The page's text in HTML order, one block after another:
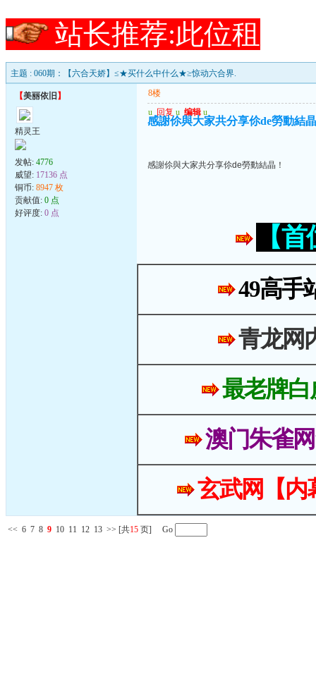
站长推荐:此位租
主题 : 060期：【六合天娇】≤★买什么中什么★≥惊动六合界.
【美丽依旧 】
精灵王
发帖: 4776
威望: 17136 点
铜币: 8947 枚
贡献值: 0 点
好评度: 0 点
8楼
u 回复 u 编辑 u
感謝伱與大家共分享伱de勞動結
感謝伱與大家共分享伱de勞動結晶！
【
49高手
青龙网
最老牌白
澳门朱雀
玄武网【
<< 6 7 8 9 10 11 12 13 >> [共15 页] Go